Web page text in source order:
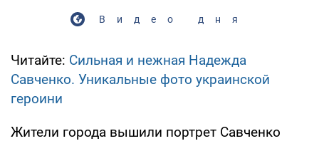
Видео дня
Читайте: Сильная и нежная Надежда
Савченко. Уникальные фото украинской
героини
Жители города вышили портрет Савченко